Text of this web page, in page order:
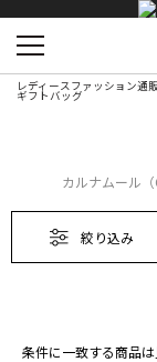
レディースファッション通
ギフトバッグ
カルナムール（
絞り込み
条件に一致する商品は